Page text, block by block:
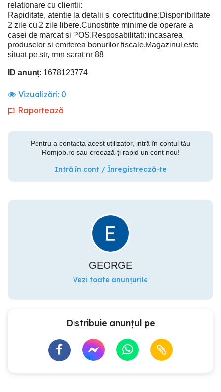
relationare cu clientii:
Rapiditate, atentie la detalii si corectitudine:Disponibilitate
2 zile cu 2 zile libere.Cunostinte minime de operare a
casei de marcat si POS.Resposabilitati: incasarea
produselor si emiterea bonurilor fiscale,Magazinul este
situat pe str, rmn sarat nr 88
ID anunț: 1678123774
Vizualizări: 0
Raportează
Pentru a contacta acest utilizator, intră în contul tău
Romjob.ro sau creează-ți rapid un cont nou!
Intră în cont / Înregistrează-te
GEORGE
Vezi toate anunțurile
Distribuie anunțul pe